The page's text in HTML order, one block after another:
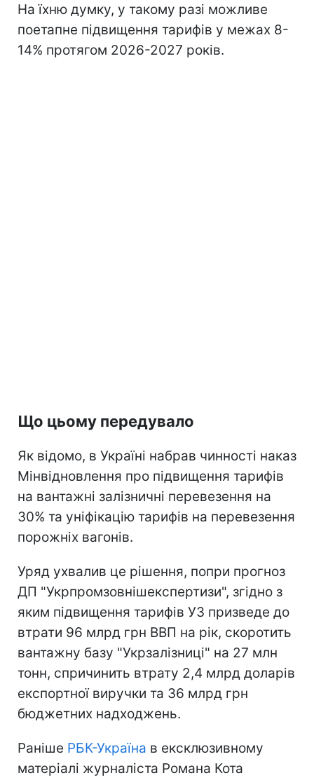
На їхню думку, у такому разі можливе
поетапне підвищення тарифів у межах 8-
14% протягом 2026-2027 років.
Що цьому передувало
Як відомо, в Україні набрав чинності наказ
Мінвідновлення про підвищення тарифів
на вантажні залізничні перевезення на
30% та уніфікацію тарифів на перевезення
порожніх вагонів.
Уряд ухвалив це рішення, попри прогноз
ДП "Укрпромзовнішекспертизи", згідно з
яким підвищення тарифів УЗ призведе до
втрати 96 млрд грн ВВП на рік, скоротить
вантажну базу "Укрзалізниці" на 27 млн
тонн, спричинить втрату 2,4 млрд доларів
експортної виручки та 36 млрд грн
бюджетних надходжень.
Раніше РБК-Україна в ексклюзивному
матеріалі журналіста Романа Кота